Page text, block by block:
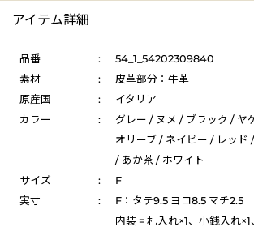
アイテム詳細
品番 :
54_1_54202309840
素材
:
皮革部分：牛革
原産国
:
イタリア
カラー
:
グレー / ヌメ / ブラック / ヤ
オリーブ / ネイビー / レッド
/ あか茶 / ホワイト
サイズ
:
F
実寸
:
F：タテ9.5 ヨコ8.5 マチ2.5
内装 = 札入れ×1、小銭入れ